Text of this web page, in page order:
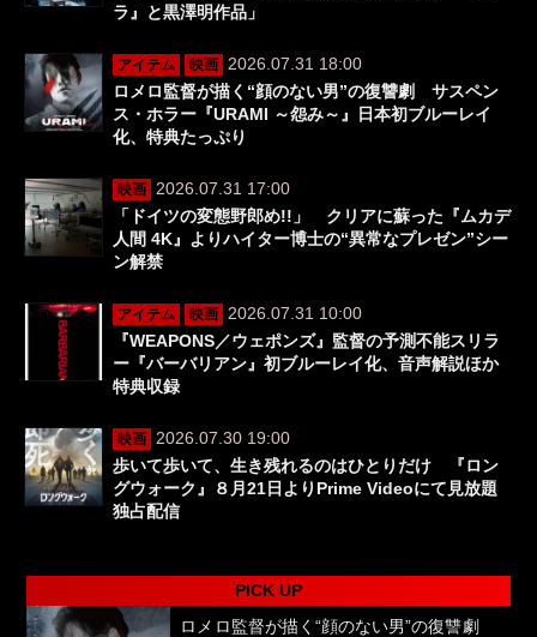
ラ』と黒澤明作品」
アイテム 映画
2026.07.31 18:00
ロメロ監督が描く“顔のない男”の復讐劇 サスペン
ス・ホラー『URAMI ～怨み～』日本初ブルーレイ
化、特典たっぷり
映画
2026.07.31 17:00
「ドイツの変態野郎め!!」 クリアに蘇った『ムカデ
人間 4K』よりハイター博士の“異常なプレゼン”シー
ン解禁
アイテム 映画
2026.07.31 10:00
『WEAPONS／ウェポンズ』監督の予測不能スリラ
ー『バーバリアン』初ブルーレイ化、音声解説ほか
特典収録
映画
2026.07.30 19:00
歩いて歩いて、生き残れるのはひとりだけ 『ロン
グウォーク』８月21日よりPrime Videoにて見放題
独占配信
PICK UP
ロメロ監督が描く“顔のない男”の復讐劇